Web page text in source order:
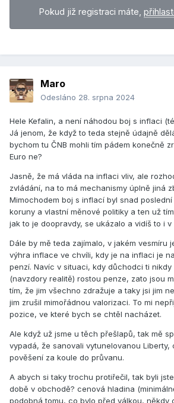
Pokud již registraci máte,
Maro
Odesláno 28. srpna 2024
Hele Kefalin, a není náhodou boj s inflaci
Já jenom, že když to teda stejně údajně
bychom tu ČNB mohli tím pádem konečně
Euro ne?
Jasně, že má vláda na inflaci vliv, ale
zvládání, na to má mechanismy úplně jiná
Mimochodem boj s inflací byl snad
koruny a vlastní měnové politiky a ten už
jak to je doopravdy, se ukázalo a vidíš to i
Dále by mě teda zajímalo, v jakém vesmíru
výhra inflace ve chvíli, kdy je na inflaci je
penzí. Navíc v situaci, kdy důchodci ti nikdy
(navzdory realitě) rostou penze, zato jsou
tím, že jim všechno zdražuje a taky jsi jim
jim zrušil mimořádnou valorizaci. To mi
pozice, ve které bych se chtěl nacházet.
Ale když už jsme u těch přešlapů, tak mě
vypadá, že sanovali vytunelovanou Liberty,
pověšení za koule do průvanu.
A abych si taky trochu protiřečil, tak byli
době v obchodě? cenová hladina
podobná tomu, co bylo před válkou, někdy